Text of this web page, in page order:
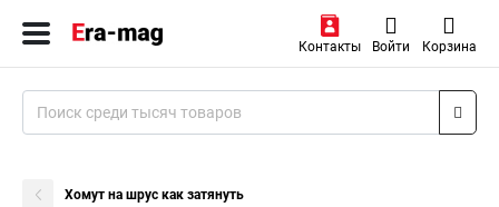
Контакты Войти Корзина
Хомут на шрус как затянуть